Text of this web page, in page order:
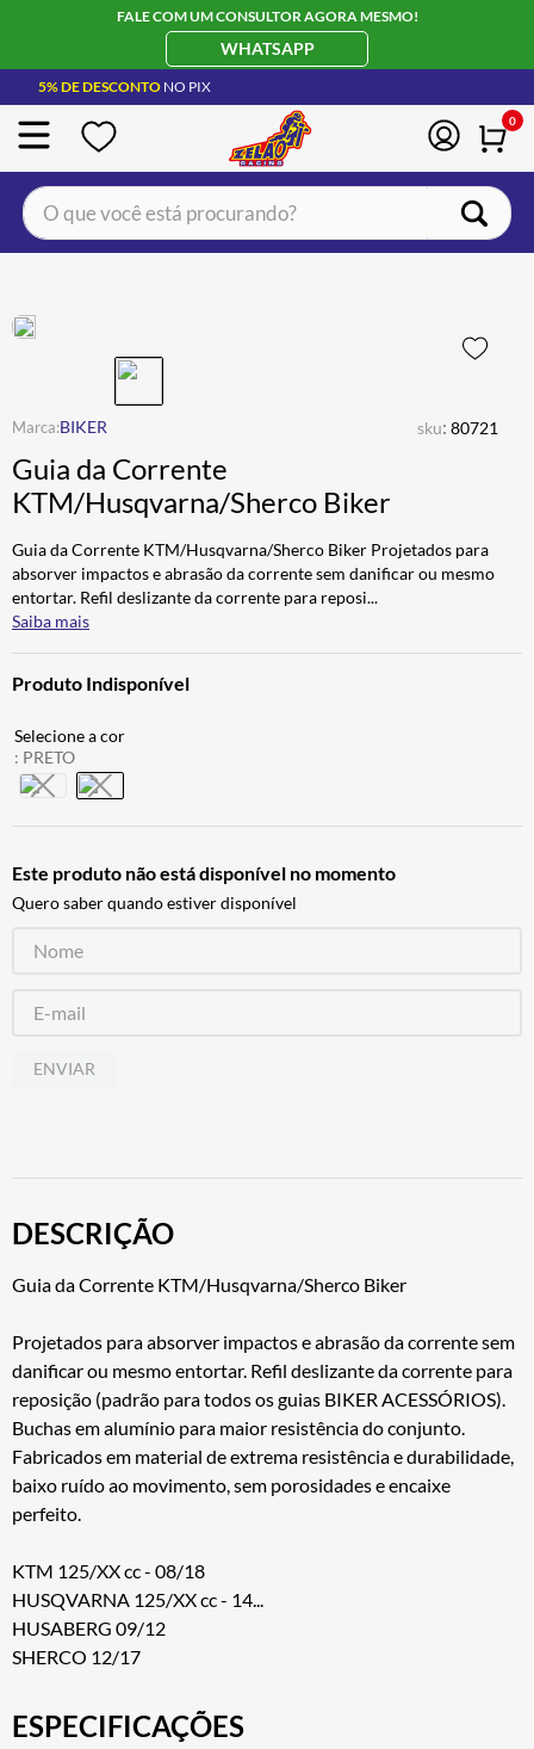
FALE COM UM CONSULTOR AGORA MESMO!
WHATSAPP
5% DE DESCONTO NO PIX
0
O que você está procurando?
BIKER sku: 80721
Guia da Corrente
KTM/Husqvarna/Sherco Biker
Guia da Corrente KTM/Husqvarna/Sherco Biker Projetados para
absorver impactos e abrasão da corrente sem danificar ou mesmo
entortar. Refil deslizante da corrente para reposi...
Saiba mais
Produto Indisponível
: PRETO
Este produto não está disponível no momento
Quero saber quando estiver disponível
ENVIAR
DESCRIÇÃO
Guia da Corrente KTM/Husqvarna/Sherco Biker
Projetados para absorver impactos e abrasão da corrente sem
danificar ou mesmo entortar. Refil deslizante da corrente para
reposição (padrão para todos os guias BIKER ACESSÓRIOS).
Buchas em alumínio para maior resistência do conjunto.
Fabricados em material de extrema resistência e durabilidade,
baixo ruído ao movimento, sem porosidades e encaixe
perfeito.
KTM 125/XX cc - 08/18
HUSQVARNA 125/XX cc - 14...
HUSABERG 09/12
SHERCO 12/17
ESPECIFICAÇÕES
JAQUETA
4º ÓCULOS SOLAR
5º LUVA
6º ALPINESTAR
7º BAU
8º CALÇA
9º AIROH
10º BOTAS